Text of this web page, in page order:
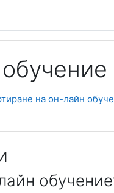
на он-лайн